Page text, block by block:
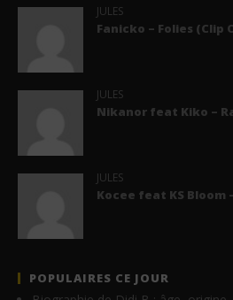
JULES
Fanicko – Folies (Clip
JULES
Nikanor feat Kiko –
JULES
Kocee feat KS Bloom
POPULAIRES CE JOUR